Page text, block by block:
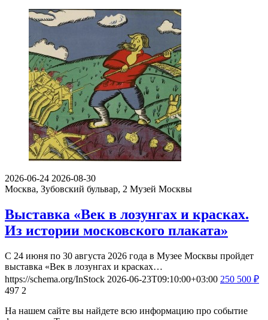
2026-06-24 2026-08-30
Москва, Зубовский бульвар, 2 Музей Москвы
Выставка «Век в лозунгах и красках.
Из истории московского плаката»
С 24 июня по 30 августа 2026 года в Музее Москвы пройдет
выставка «Век в лозунгах и красках…
https://schema.org/InStock 2026-06-23T09:10:00+03:00 250 500 ₽
497 2
На нашем сайте вы найдете всю информацию про событие